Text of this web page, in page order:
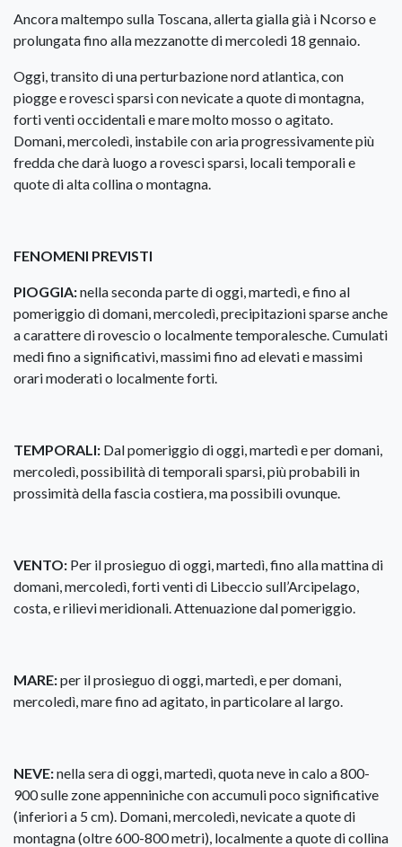
Ancora maltempo sulla Toscana, allerta gialla già i Ncorso e
prolungata fino alla mezzanotte di mercoledi 18 gennaio.
Oggi, transito di una perturbazione nord atlantica, con
piogge e rovesci sparsi con nevicate a quote di montagna,
forti venti occidentali e mare molto mosso o agitato.
Domani, mercoledì, instabile con aria progressivamente più
fredda che darà luogo a rovesci sparsi, locali temporali e
quote di alta collina o montagna.
FENOMENI PREVISTI
PIOGGIA:nella seconda parte di oggi, martedì, e fino al
pomeriggio di domani, mercoledì, precipitazioni sparse anche
a carattere di rovescio o localmente temporalesche. Cumulati
medi fino a significativi, massimi fino ad elevati e massimi
orari moderati o localmente forti.
TEMPORALI: Dal pomeriggio di oggi, martedì e per domani,
mercoledì, possibilità di temporali sparsi, più probabili in
prossimità della fascia costiera, ma possibili ovunque.
VENTO: Per il prosieguo di oggi, martedì, fino alla mattina di
domani, mercoledì, forti venti di Libeccio sull’Arcipelago,
costa, e rilievi meridionali. Attenuazione dal pomeriggio.
MARE:per il prosieguo di oggi, martedì, e per domani,
mercoledì, mare fino ad agitato, in particolare al largo.
NEVE:nella sera di oggi, martedì, quota neve in calo a 800-
900 sulle zone appenniniche con accumuli poco significative
(inferiori a 5 cm). Domani, mercoledì, nevicate a quote di
montagna (oltre 600-800 metri), localmente a quote di collina